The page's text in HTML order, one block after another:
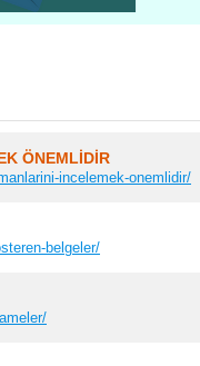
ÖNEMLİDİR
incelemek-onemlidir/
belgeler/